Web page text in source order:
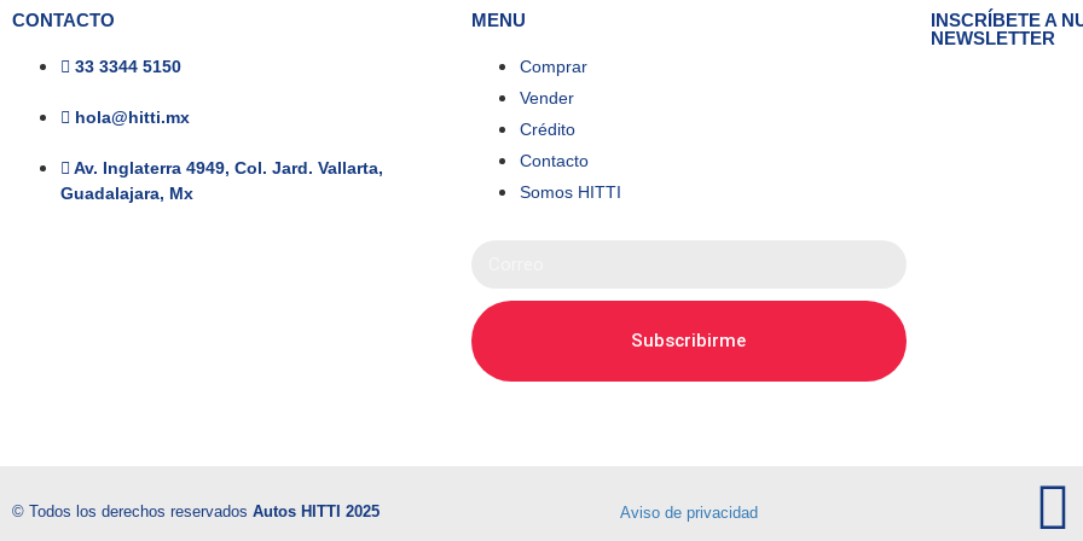
CONTACTO
33 3344 5150
hola@hitti.mx
Av. Inglaterra 4949, Col. Jard. Vallarta,
Guadalajara, Mx
MENU
Comprar
Vender
Crédito
Contacto
Somos HITTI
Subscribirme
INSCRÍBETE A
NEWSLETTER
© Todos los derechos reservados Autos HITTI 2025 Aviso de privacidad